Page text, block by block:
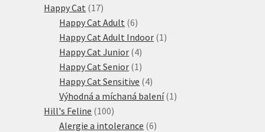
Happy Cat 1717
produktů
Happy Cat Adult 66
produktů
Happy Cat Adult Indoor 1 1
Happy Cat Junior 44
produkty
Happy Cat Senior 1 1
produkt
Happy Cat Sensitive 44
produkty
Výhodná a míchaná balení 1 1
Hill's Feline 100100
produktů
Alergie a intolerance 66